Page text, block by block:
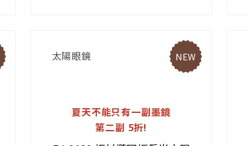
太陽眼鏡 NEW
夏天不能只有一副墨鏡
第二副 5折!